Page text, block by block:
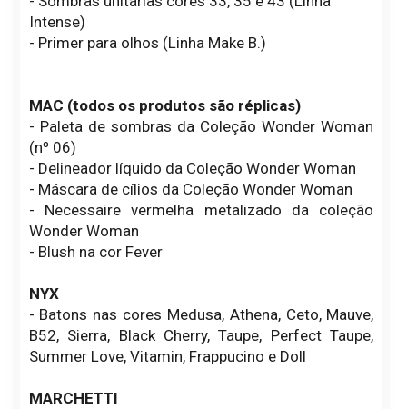
Intense)
- Primer para olhos (Linha Make B.)
MAC (todos os produtos são réplicas)
- Paleta de sombras da Coleção Wonder Woman
(nº 06)
- Delineador líquido da Coleção Wonder Woman
- Máscara de cílios da Coleção Wonder Woman
- Necessaire vermelha metalizado da coleção
Wonder Woman
- Blush na cor Fever
NYX
- Batons nas cores Medusa, Athena, Ceto, Mauve,
B52, Sierra, Black Cherry, Taupe, Perfect Taupe,
Summer Love, Vitamin, Frappucino e Doll
MARCHETTI